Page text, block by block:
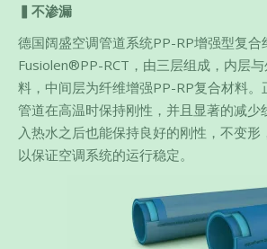
▍不渗漏
德国阔盛空调管道系统PP-RP增强型复
Fusiolen®PP-RCT，由三层组成，内层
料，中间层为纤维增强PP-RP复合材料
管道在高温时保持刚性，并且显著的减少
入热水之后也能保持良好的刚性，不变形
以保证空调系统的运行稳定。